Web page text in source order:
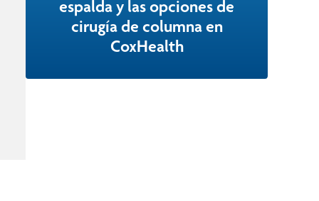
espalda y las opciones de
cirugía de columna en
CoxHealth